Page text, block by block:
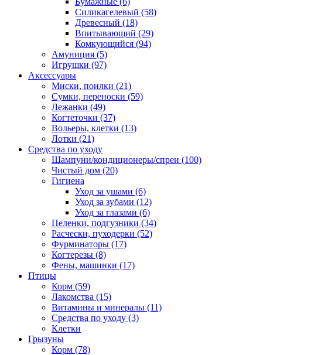
Силикагелевый (58)
Древесный (18)
Впитывающий (29)
Комкующийся (94)
Амуниция (5)
Игрушки (97)
Аксессуары
Миски, поилки (21)
Сумки, переноски (59)
Лежанки (49)
Когтеточки (37)
Вольеры, клетки (13)
Лотки (21)
Средства по уходу
Шампуни/кондиционеры/спреи (100)
Чистый дом (20)
Гигиена
Уход за ушами (6)
Уход за зубами (12)
Уход за глазами (6)
Пеленки, подгузники (34)
Расчески, пуходерки (52)
Фурминаторы (17)
Когтерезы (8)
Фены, машинки (17)
Птицы
Корм (59)
Лакомства (15)
Витамины и минералы (11)
Средства по уходу (3)
Клетки
Грызуны
Корм (78)